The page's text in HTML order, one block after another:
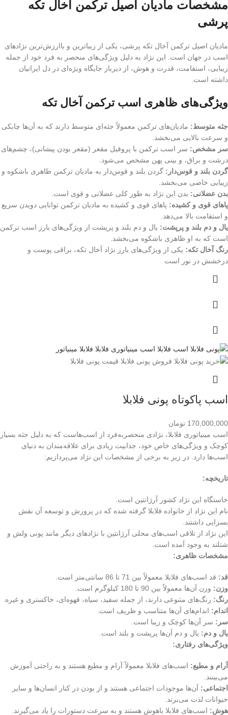
مشخصات مادیان اصیل ترکمن آخال تکه
پرشی
مادیان اصیل ترکمن آخال تکه پرشی، یکی از زیباترین و باارزش‌ترین نژادهای
اسب در جهان است. این نژاد به دلیل ویژگی‌های منحصر به فرد خود از جمله
زیبایی، استقامت، قدرت و هوش، از دیرباز جایگاه ویژه‌ای در دل ایرانیان
داشته است.
ویژگی‌های ظاهری اسب ترکمن آخال تکه
جثه متوسط: مادیان‌های ترکمن معمولاً جثه‌ای متوسط دارند که به آن‌ها چابکی
و سرعت بالایی می‌بخشد.
سر مشخص: سر اسب ترکمن با پروفیل مقعر (مقعر بودن پیشانی)، چشم‌های
درشت و براق، و بینی پهن مشخص می‌شود.
گردن بلند و قوس‌دار: گردن بلند و قوس‌دار به مادیان ترکمن ظاهری باشکوه و
زیبایی خاصی می‌بخشد.
بدن عضلانی: بدن این نژاد به طور کلی عضلانی و قوی است.
پاهای قوی و کشیده: پاهای قوی و کشیده به مادیان ترکمن توانایی دویدن سریع
و استقامت بالا می‌دهد.
یال و دم بلند و پرپشت: یال و دم بلند و پرپشت از ویژگی‌های بارز اسب ترکمن
است که به او ظاهری باشکوه می‌بخشد.
رنگ آخال تکه: یکی از ویژگی‌های بارز نژاد آخال تکه، براقی پوست و
درخشش در نور است
اسب پاکوتاه پونی فلابلا
170,000,000 تومان
اسب مینیاتوری فلابلا، نژادی منحصربه‌فرد از اسب‌هاست که به دلیل جثه بسیار
کوچک و ویژگی‌های خاص خود، جذابیت زیادی برای علاقه‌مندان به دنیای
اسب‌ها دارد. در زیر به برخی از مشخصات این نژاد می‌پردازیم:
تاریخچه:
خاستگاه این نژاد کشور آرژانتین است.
نام این نژاد از خانواده فلابلا گرفته شده که در پرورش و توسعه آن نقش
بسزایی داشتند.
این نژاد از تلاقی اسب‌های محلی آرژانتین با نژادهای دیگر مانند پونی ولش و
شتلند به وجود آمده است.
مشخصات ظاهری:
قد: قد اسب‌های فلابلا معمولاً بین 71 تا 86 سانتی‌متر است.
وزن: وزن آن‌ها معمولاً بین 90 تا 180 کیلوگرم است.
رنگ: رنگ‌های متنوعی دارند، از جمله سفید، سیاه، قهوه‌ای، خاکستری و غیره.
اندام: اندام‌های آن‌ها متناسب و ظریف است.
سر: سر آن‌ها کوچک و زیبا است.
یال و دم: یال و دم آن‌ها پرپشت و بلند است.
ویژگی‌های رفتاری:
آرام و مطیع: اسب‌های فلابلا معمولاً آرام و مطیع هستند و به راحتی آموزش
می‌بینند.
اجتماعی: آن‌ها موجودات اجتماعی هستند و از بودن در کنار انسان‌ها و سایر
حیوانات لذت می‌برند.
هوش: اسب‌های فلابلا باهوش هستند و به سرعت دستورات را یاد می‌گیرند.